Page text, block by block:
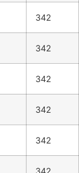
342
342
342
342
342